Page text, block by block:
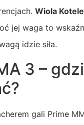
Wiola
jej waga to
idzie siła.
3 –
gali Prime